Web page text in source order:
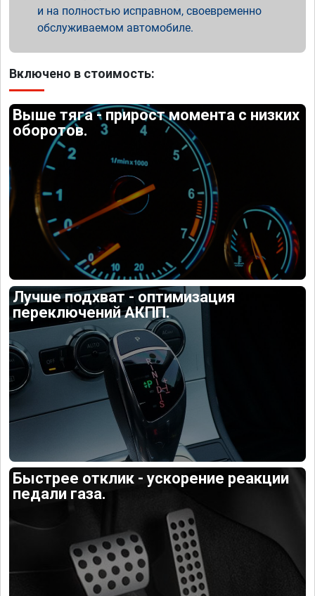
и на полностью исправном, своевременно
обслуживаемом автомобиле.
Включено в стоимость:
Выше тяга - прирост момента с низких
оборотов.
Лучше подхват - оптимизация
переключений АКПП.
Быстрее отклик - ускорение реакции
педали газа.